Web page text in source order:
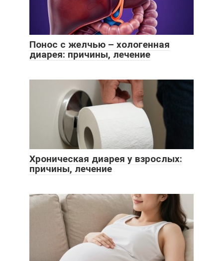
Понос с желчью – хологенная
диарея: причины, лечение
Хроническая диарея у взрослых:
причины, лечение